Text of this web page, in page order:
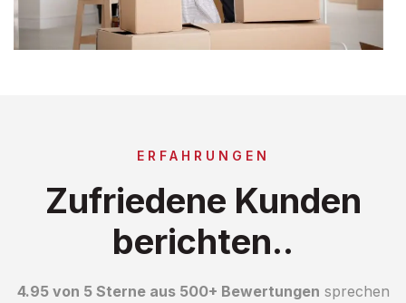
ERFAHRUNGEN
Zufriedene Kunden
berichten..
4.95 von 5 Sterne aus 500+ Bewertungen sprechen